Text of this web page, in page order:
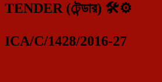
TENDER (টেন্ডার) 🛠️⚙️
ICA/C/1428/2016-27